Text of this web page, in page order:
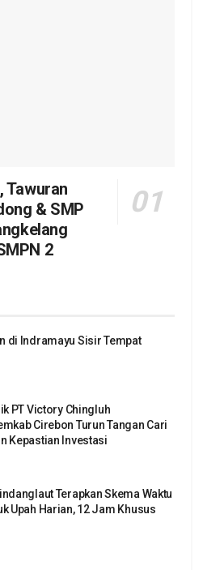
Tawuran
& SMP
2
di Indramayu Sisir Tempat
PT Victory Chingluh
Cirebon Turun Tangan Cari
Kepastian Investasi
Terapkan Skema Waktu
Upah Harian, 12 Jam Khusus